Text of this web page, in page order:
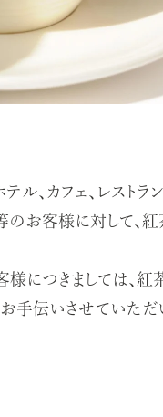
ル、カフェ、レストラン
のお客様に対して、紅
につきましては、紅
お手伝いさせていただ